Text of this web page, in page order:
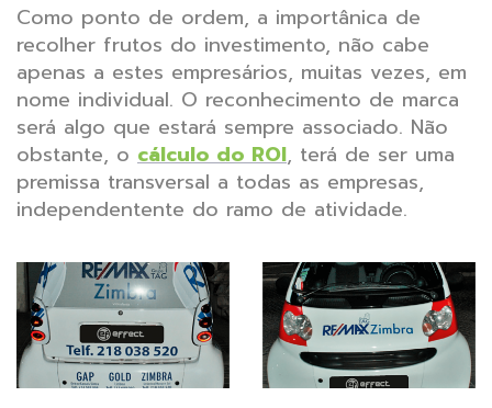
Como ponto de ordem, a importânica de
recolher frutos do investimento, não cabe
apenas a estes empresários, muitas vezes, em
nome individual. O reconhecimento de marca
será algo que estará sempre associado. Não
obstante, o cálculo do ROI, terá de ser uma
premissa transversal a todas as empresas,
independentente do ramo de atividade.